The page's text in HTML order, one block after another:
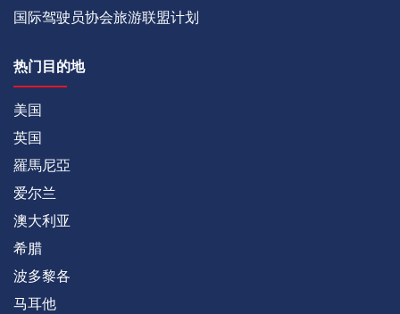
国际驾驶员协会旅游联盟计划
热门目的地
美国
英国
羅馬尼亞
爱尔兰
澳大利亚
希腊
波多黎各
马耳他